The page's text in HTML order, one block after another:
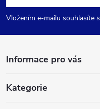
p
a
Vložením e-mailu souhlasíte s
Informace pro vás
Kategorie